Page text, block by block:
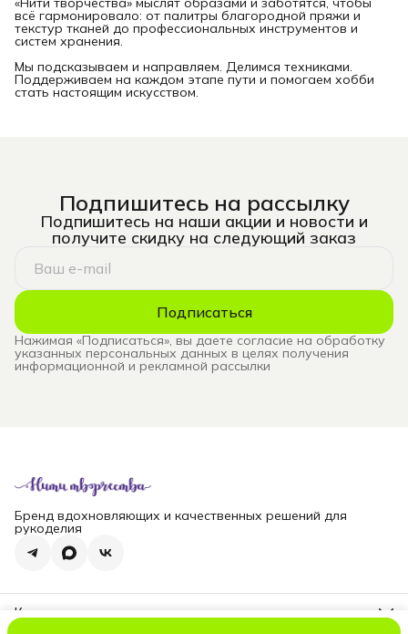
всё гармонировало: от палитры благородной пряжи и
текстур тканей до профессиональных инструментов и
систем хранения.
Мы подсказываем и направляем. Делимся техниками.
Поддерживаем на каждом этапе пути и помогаем хобби
стать настоящим искусством.
Подпишитесь на рассылку
Подпишитесь на наши акции и новости и
получите скидку на следующий заказ
Подписаться
Нажимая «Подписаться», вы даете согласие на обработку
указанных персональных данных в целях получения
информационной и рекламной рассылки
Бренд вдохновляющих и качественных решений для
рукоделия
Контакты